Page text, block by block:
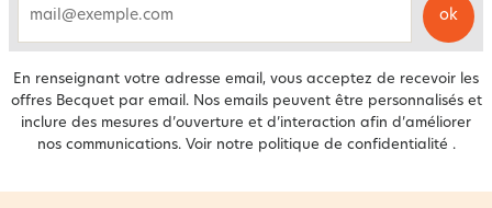
ok
En renseignant votre adresse email, vous acceptez de recevoir les
offres Becquet par email. Nos emails peuvent être personnalisés et
inclure des mesures d’ouverture et d’interaction afin d’améliorer
nos communications. Voir notre politique de confidentialité .